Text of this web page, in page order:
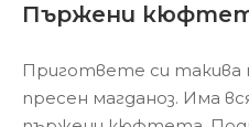
Пържени
Пригответе си
пресен магданоз. Има